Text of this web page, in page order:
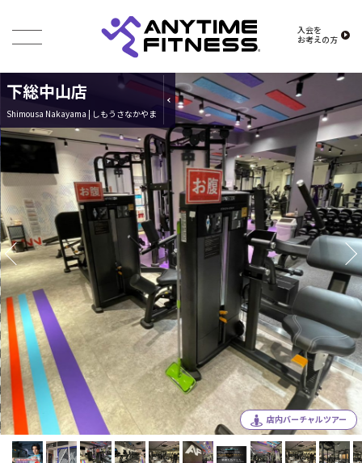
入会を
お考えの方
下総中山店
Shimousa Nakayama | しもうさなかやま
店内バーチャルツアー